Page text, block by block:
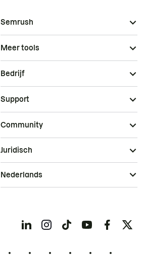
Semrush
Meer tools
Bedrijf
Support
Community
Juridisch
Nederlands